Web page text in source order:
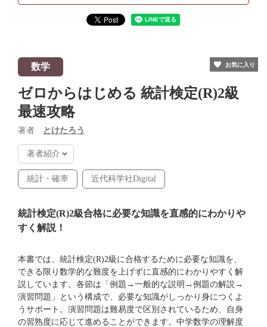
数学
ゼロからはじめる 統計検定(R)2級
最速攻略
著者 とけたろう
著者紹介
統計・確率 近代科学社Digital
統計検定(R)2級合格に必要な知識を直感的にわかりや
すく解説！
本書では、統計検定(R)2級に合格するために必要な知識を、
できる限り数学的な難度を上げずに直感的にわかりやすく解
説しています。各節は「例題→一般的な説明→例題の解説→
演習問題」という構成で、必要な知識がしっかり身につくよ
うサポート。演習問題は難易度で区別されているため、自身
の習熟度に応じて進めることができます。中学数学の理解度
お気に入り